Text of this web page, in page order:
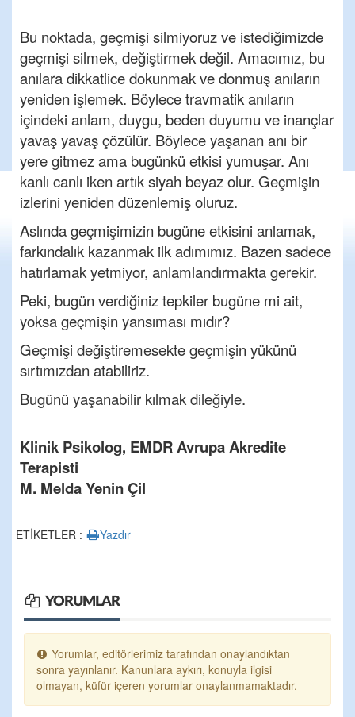
Bu noktada, geçmişi silmiyoruz ve istediğimizde
geçmişi silmek, değiştirmek değil. Amacımız, bu
anılara dikkatlice dokunmak ve donmuş anıların
yeniden işlemek. Böylece travmatik anıların
içindeki anlam, duygu, beden duyumu ve inançlar
yavaş yavaş çözülür. Böylece yaşanan anı bir
yere gitmez ama bugünkü etkisi yumuşar. Anı
kanlı canlı iken artık siyah beyaz olur. Geçmişin
izlerini yeniden düzenlemiş oluruz.
Aslında geçmişimizin bugüne etkisini anlamak,
farkındalık kazanmak ilk adımımız. Bazen sadece
hatırlamak yetmiyor, anlamlandırmakta gerekir.
Peki, bugün verdiğiniz tepkiler bugüne mi ait,
yoksa geçmişin yansıması mıdır?
Geçmişi değiştiremesekte geçmişin yükünü
sırtımızdan atabiliriz.
Bugünü yaşanabilir kılmak dileğiyle.
Klinik Psikolog, EMDR Avrupa Akredite
Terapisti
M. Melda Yenin Çil
ETİKETLER : Yazdır
YORUMLAR
Yorumlar, editörlerimiz tarafından onaylandıktan
sonra yayınlanır. Kanunlara aykırı, konuyla ilgisi
olmayan, küfür içeren yorumlar onaylanmamaktadır.